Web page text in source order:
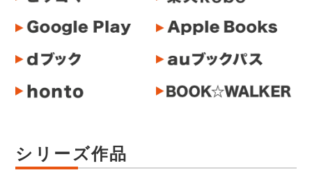
シリーズ作品